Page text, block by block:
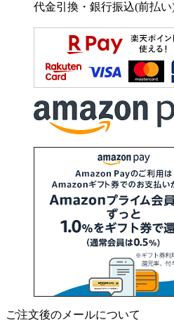
代金引換・銀行振込(前払い
ご注文後のメールについて